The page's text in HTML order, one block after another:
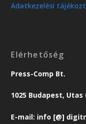
Adatkezelési
Elérhetőség
Press-Comp Bt.
1025 Budapest, Utas
E-mail: info [@]